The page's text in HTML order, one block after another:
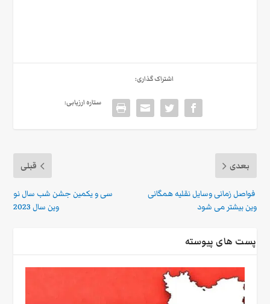
اشتراک گذاری:
ستاره ارزیابی:
قبلی
سی و یکمین جشن شب سال نو
وین سال 2023
بعدی
فواصل زمانی وسایل نقلیه همگانی
وین بیشتر می شود
پست های پیوسته